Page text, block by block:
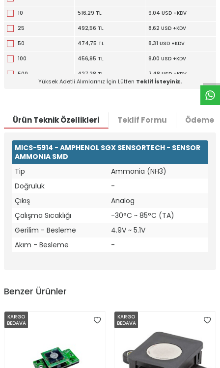
10 516,29 TL 9,04 USD +KDV
25 492,56 TL 8,62 USD +KDV
50 474,75 TL 8,31 USD +KDV
100 456,95 TL 8,00 USD +KDV
500 427,28 TL 7,48 USD +KDV
Yüksek Adetli Alımlarınız İçin Lütfen Teklif İsteyiniz.
Ürün Teknik Özellikleri Teklif Formu Ödeme
MICS-5914 - AMPHENOL SGX SENSORTECH - SENSOR
AMMONIA SMD
Tip
Ammonia (NH3)
Doğruluk
-
Çıkış
Analog
Çalışma Sıcaklığı
-30°C ~ 85°C (TA)
Gerilim - Besleme
4.9V ~ 5.1V
Akım - Besleme
-
Benzer Ürünler
KARGO
BEDAVA
KARGO
BEDAVA